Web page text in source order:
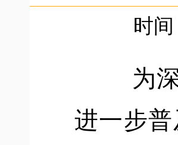
时
为
进一步